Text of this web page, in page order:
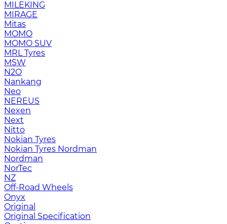
MILEKING
MIRAGE
Mitas
MOMO
MOMO SUV
MRL Tyres
MSW
N2O
Nankang
Neo
NEREUS
Nexen
Next
Nitto
Nokian Tyres
Nokian Tyres Nordman
Nordman
NorTec
NZ
Off-Road Wheels
Onyx
Original
Original Specification